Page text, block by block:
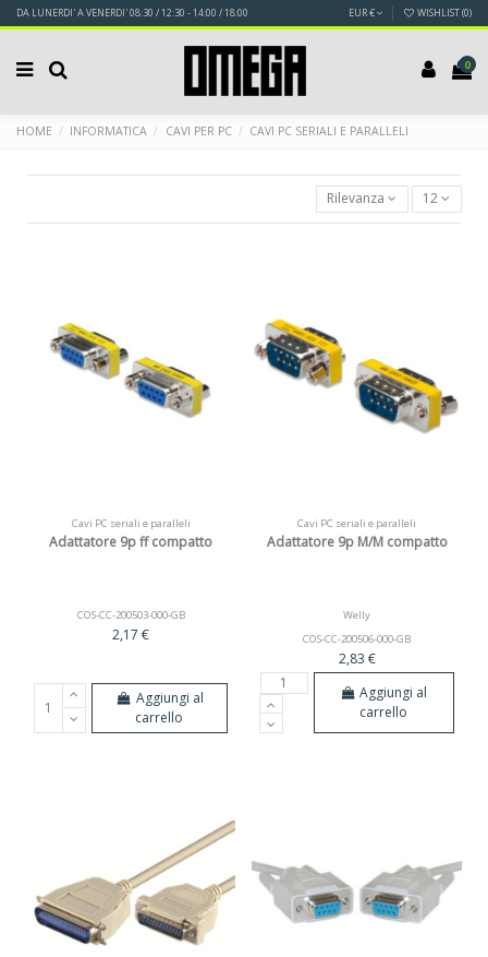
DA LUNERDI' A VENERDI' 08:30 / 12:30 - 14:00 / 18:00 EUR € WISHLIST (0)
0
HOME INFORMATICA CAVI PER PC CAVI PC SERIALI E PARALLELI
Rilevanza 12
Cavi PC seriali e paralleli
Adattatore 9p ff compatto
COS-CC-200503-000-GB
2,17 €
Aggiungi al
carrello
Cavi PC seriali e paralleli
Adattatore 9p M/M compatto
Welly
COS-CC-200506-000-GB
2,83 €
Aggiungi al
carrello